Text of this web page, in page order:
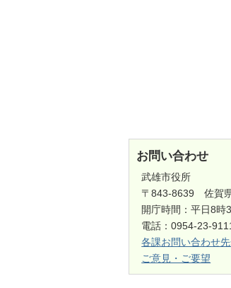
お問い合わせ
武雄市役所
〒843-8639 佐賀
開庁時間：平日8時
電話：0954-23-
各課お問い合わせ
ご意見・ご要望